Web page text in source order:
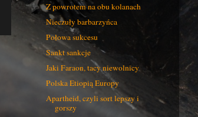
Z powrotem na obu kolanach
Nieczuły barbarzyńca
Połowa sukcesu
Sankt sankcje
Jaki Faraon, tacy niewolnicy
Polska Etiopią Europy
Apartheid, czyli sort lepszy i
gorszy